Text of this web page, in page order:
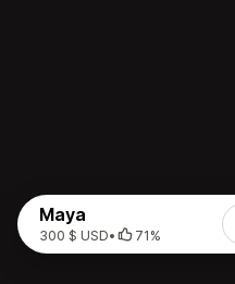
Maya
300 $ USD• 71%